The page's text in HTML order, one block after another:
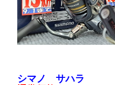
シマノ サハラ